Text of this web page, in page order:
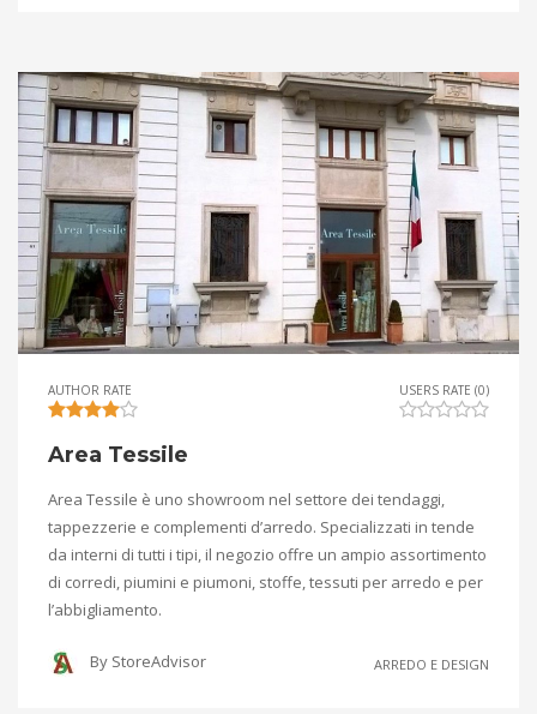
AUTHOR RATE USERS RATE (0)
Area Tessile
Area Tessile è uno showroom nel settore dei tendaggi,
tappezzerie e complementi d’arredo. Specializzati in tende
da interni di tutti i tipi, il negozio offre un ampio assortimento
di corredi, piumini e piumoni, stoffe, tessuti per arredo e per
l’abbigliamento.
By StoreAdvisor ARREDO E DESIGN